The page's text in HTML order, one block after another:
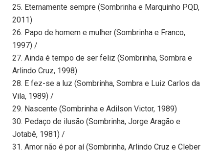
25. Eternamente sempre (Sombrinha e Marquinho PQD,
2011)
26. Papo de homem e mulher (Sombrinha e Franco,
1997) /
27. Ainda é tempo de ser feliz (Sombrinha, Sombra e
Arlindo Cruz, 1998)
28. E fez-se a luz (Sombrinha, Sombra e Luiz Carlos da
Vila, 1989) /
29. Nascente (Sombrinha e Adilson Victor, 1989)
30. Pedaço de ilusão (Sombrinha, Jorge Aragão e
Jotabê, 1981) /
31. Amor não é por aí (Sombrinha, Arlindo Cruz e Cleber